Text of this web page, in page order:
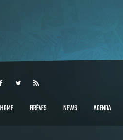
HOME BRÈVES NEWS AGENDA